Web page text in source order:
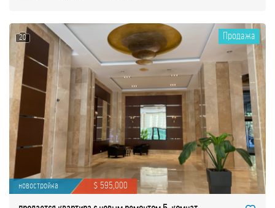
20 Продажа
новостройка $ 595,000